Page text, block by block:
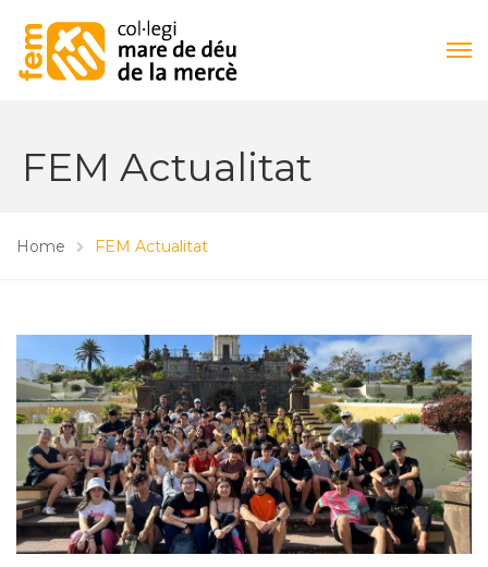
FEM Actualitat
Home FEM Actualitat